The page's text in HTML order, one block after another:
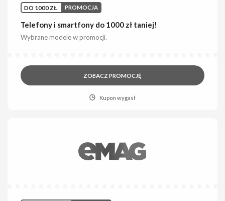
DO 1000 ZŁ PROMOCJA
Telefony i smartfony do 1000 zł taniej!
Wybrane modele w promocji.
ZOBACZ PROMOCJĘ
Kupon wygasł